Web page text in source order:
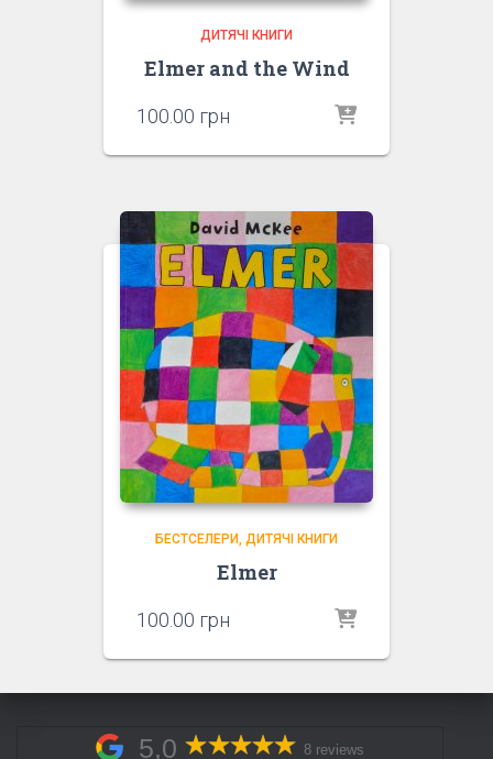
ДИТЯЧІ КНИГИ
Elmer and the Wind
100.00 грн
БЕСТСЕЛЕРИ ДИТЯЧІ КНИГИ
Elmer
100.00 грн
5,0 8 reviews